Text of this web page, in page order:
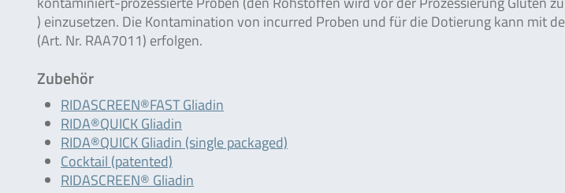
) einzusetzen. Die Kontamination von incurred Proben und für die Dotierung kann mit
(Art. Nr. RAA7011) erfolgen.
Zubehör
RIDASCREEN®FAST Gliadin
RIDA®QUICK Gliadin
RIDA®QUICK Gliadin (single packaged)
Cocktail (patented)
RIDASCREEN® Gliadin